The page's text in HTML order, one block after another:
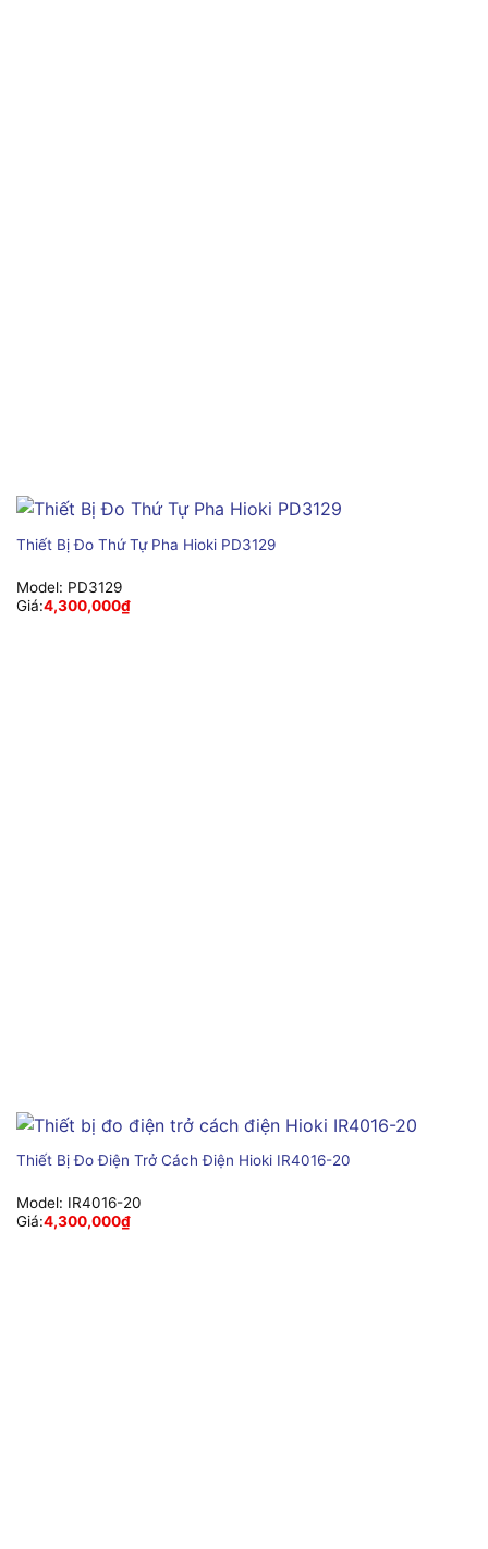
Thiết Bị Đo Thứ Tự Pha Hioki PD3129
Model: PD3129
Giá:4,300,000₫
Thiết Bị Đo Điện Trở Cách Điện Hioki IR4016-20
Model: IR4016-20
Giá:4,300,000₫